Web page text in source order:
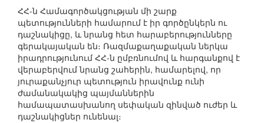
ՀՀ-ն Համագործակցության մի շարք
պետությունների համարում է իր գործընկերն ու
դաշնակիցը, և նրանց հետ հարաբերությունները
գերակայական են։ Ռազմաքաղաքական ներկա
իրադրությունում ՀՀ-ն ըմբռնումով և հարգանքով է
վերաբերվում նրանց շահերին, համարելով, որ
յուրաքանչյուր պետություն իրավունք ունի
ժամանակակից պայմաններին
համապատասխանող սեփական զինված ուժեր և
դաշնակիցներ ունենալ։